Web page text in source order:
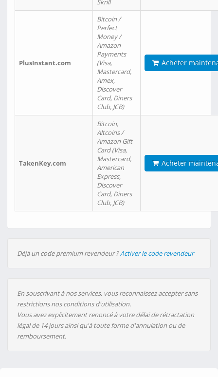
Skrill
PlusInstant.com
Bitcoin /
Perfect
Money /
Amazon
Payments
(Visa,
Mastercard,
Amex,
Discover
Card, Diners
Club, JCB)
Acheter
TakenKey.com
Bitcoin,
Altcoins /
Amazon Gift
Card (Visa,
Mastercard,
American
Express,
Discover
Card, Diners
Club, JCB)
Acheter
Déjà un code premium revendeur ?Activer le code revendeur
En souscrivant à nos services, vous reconnaissez accepter sans
restrictions nos conditions d'utilisation.
Vous avez explicitement renoncé à votre délai de rétractation
légal de 14 jours ainsi qu'à toute forme d'annulation ou de
remboursement.